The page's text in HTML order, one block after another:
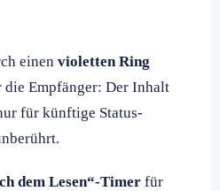
einen violetten Ring
die Empfänger: Der Inhalt
für künftige Status-
dem Lesen“-Timer für